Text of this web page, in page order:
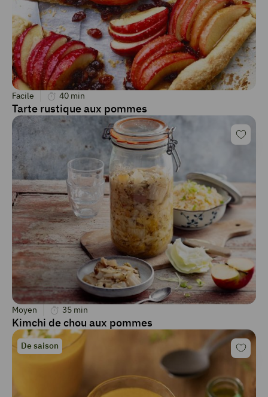
Facile 40 min
Tarte rustique aux pommes
Moyen 35 min
Kimchi de chou aux pommes
De saison